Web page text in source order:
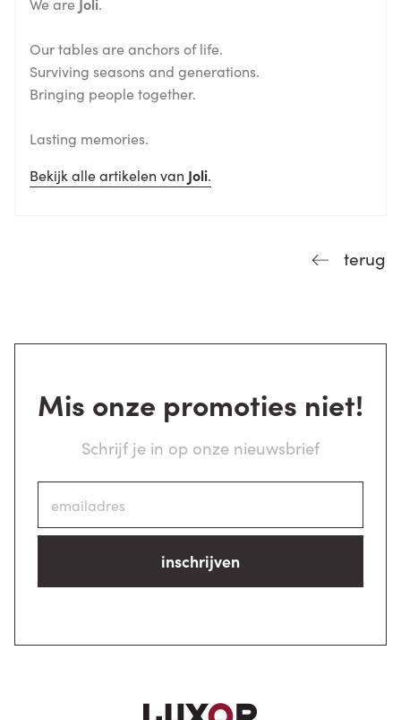
Our tables are anchors of life.
Surviving seasons and generations.
Bringing people together.
Lasting memories.
Bekijk alle artikelen van Joli.
terug
Mis onze promoties niet!
Schrijf je in op onze nieuwsbrief
inschrijven